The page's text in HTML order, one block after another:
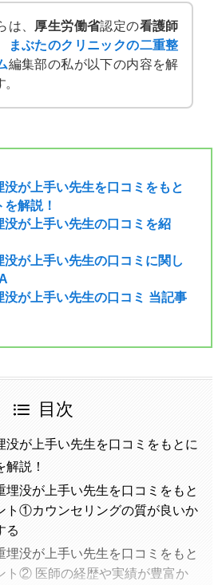
は、 厚生労働省認定の看護師
まぶたのクリニックの二重整
編集部の私が以下の内容を解
没が上手い先生を口コミをもと
解説！
没が上手い先生の口コミを紹
没が上手い先生の口コミに関し
没が上手い先生の口コミ 当記事
目次
没が上手い先生を口コミをもとに
説！
埋没が上手い先生を口コミをもと
ト①カウンセリングの質が良いか
る
埋没が上手い先生を口コミをもと
ト② 医師の経歴や実績が豊富か